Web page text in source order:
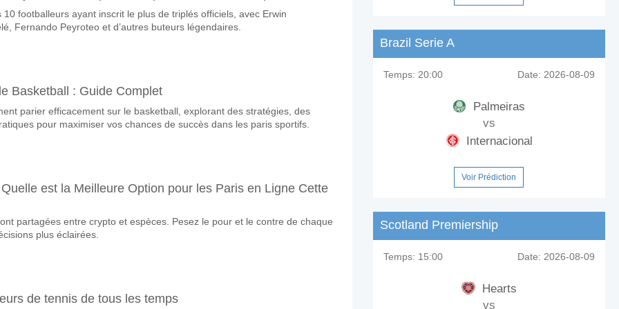
pour gagner entre Fenerbahce v VfB Stuttgart?
elles dans le match Fenerbahce v VfB Stuttgart?
avec un pourcentage de 66%.
attendu entre Fenerbahce v VfB Stuttgart?
footballeurs ayant inscrit le plus de triplés officiels, avec Erwin
Fernando Peyroteo et d’autres buteurs légendaires.
Basketball : Guide Complet
parier efficacement sur le basketball, explorant des stratégies, des
pour maximiser vos chances de succès dans les paris sportifs.
est la Meilleure Option pour les Paris en Ligne Cette
partagées entre crypto et espèces. Pesez le pour et le contre de chaque
plus éclairées.
de tennis de tous les temps
Brazil Serie A
Temps: 20:00 Date: 2026-08-09
Palmeiras
vs
Internacional
Voir Prédiction
Scotland Premiership
Temps: 15:00 Date: 2026-08-09
Hearts
vs